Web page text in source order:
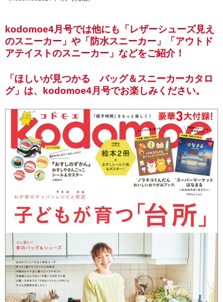
kodomoe4月号では他にも「レザーシューズ見え
のスニーカー」や「防水スニーカー」「アウトド
アテイストのスニーカー」などをご紹介！
「ほしいが見つかる バッグ＆スニーカーカタロ
グ」は、kodomoe4月号でお楽しみください。